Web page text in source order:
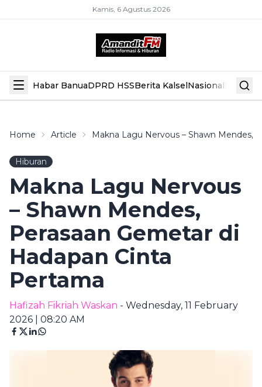
Kamis, 6 Agustus 2026
Habar BanuaDPRD HSSBerita KalselNasional Hiburan
Home Article Makna Lagu Nervous – Shawn Mendes,
Hiburan
Makna Lagu Nervous
– Shawn Mendes,
Perasaan Gemetar di
Hadapan Cinta
Pertama
Hafizah Fikriah Waskan - Wednesday, 11 February
2026 | 08:20 AM